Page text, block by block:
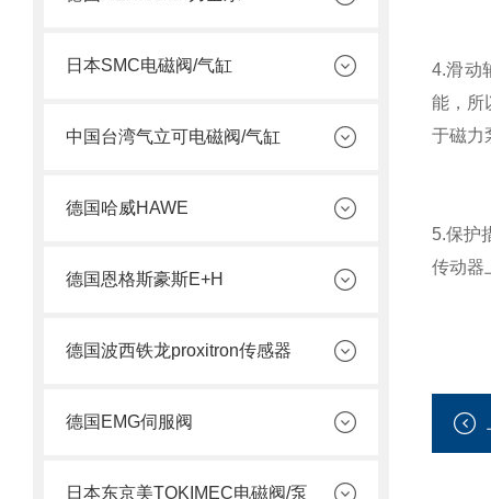
日本SMC电磁阀/气缸
中国台湾气立可电磁阀/气缸
德国哈威HAWE
德国恩格斯豪斯E+H
德国波西铁龙proxitron传感器
德国EMG伺服阀
日本东京美TOKIMEC电磁阀/泵
4.滑动
能，所
于磁力
5.保护
传动器